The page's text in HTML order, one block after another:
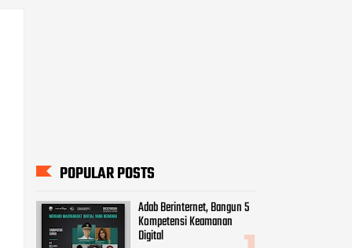
POPULAR POSTS
Adab Berinternet, Bangun 5
Kompetensi Keamanan
Digital